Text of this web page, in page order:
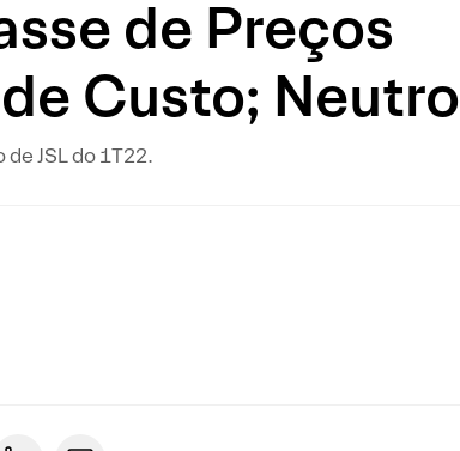
de Preços
Custo; Neutro
JSL do 1T22.